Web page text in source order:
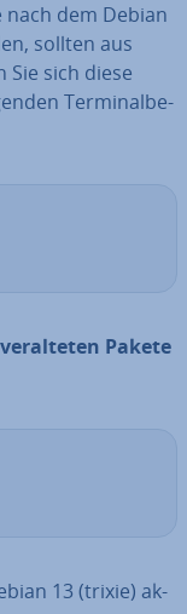
dem Debian
sollten aus
Sie sich diese
Ter­mi­nal­be­
Pakete
13 (trixie) ak­